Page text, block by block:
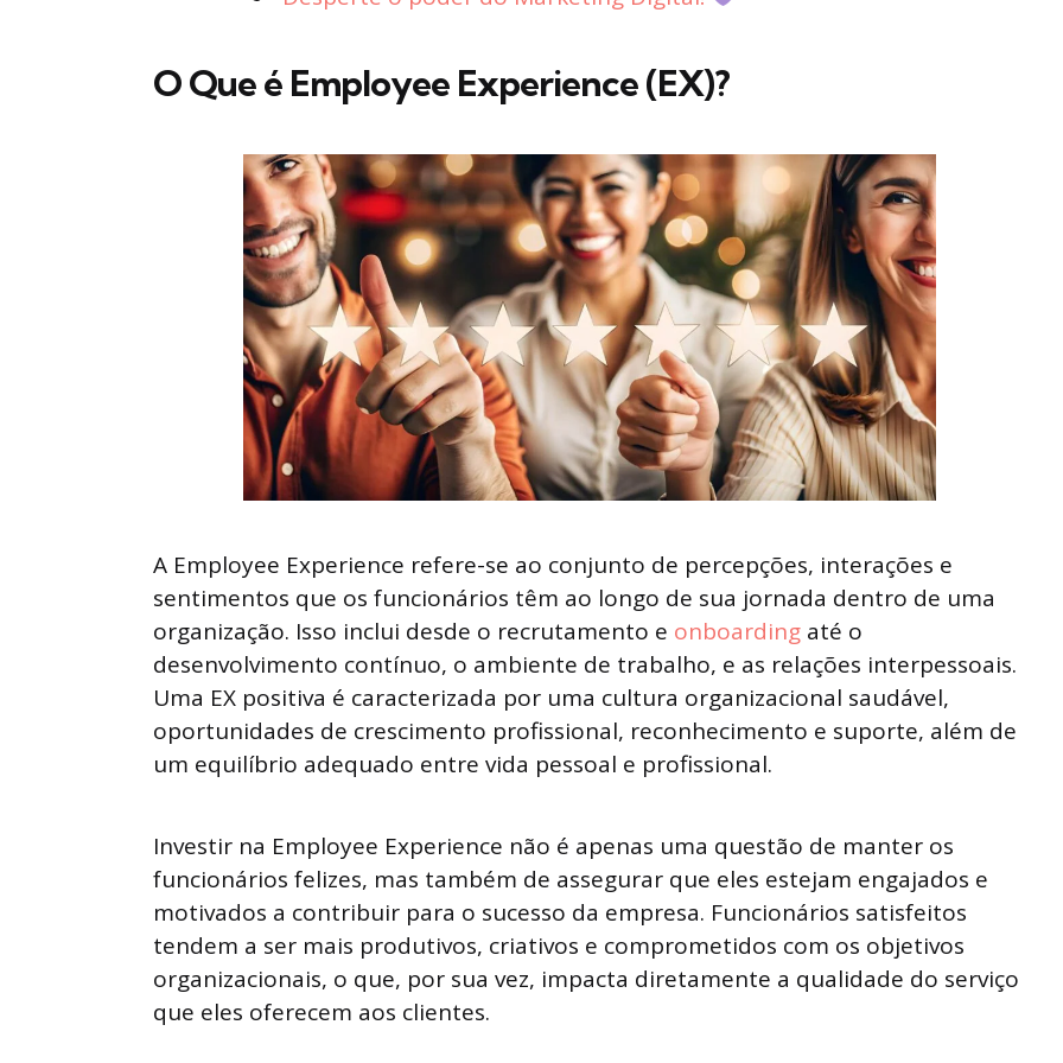
O Que é Employee Experience (EX)?
A Employee Experience refere-se ao conjunto de percepções, interações e
sentimentos que os funcionários têm ao longo de sua jornada dentro de uma
organização. Isso inclui desde o recrutamento e onboarding até o
desenvolvimento contínuo, o ambiente de trabalho, e as relações interpessoais.
Uma EX positiva é caracterizada por uma cultura organizacional saudável,
oportunidades de crescimento profissional, reconhecimento e suporte, além de
um equilíbrio adequado entre vida pessoal e profissional.
Investir na Employee Experience não é apenas uma questão de manter os
funcionários felizes, mas também de assegurar que eles estejam engajados e
motivados a contribuir para o sucesso da empresa. Funcionários satisfeitos
tendem a ser mais produtivos, criativos e comprometidos com os objetivos
organizacionais, o que, por sua vez, impacta diretamente a qualidade do serviço
que eles oferecem aos clientes.